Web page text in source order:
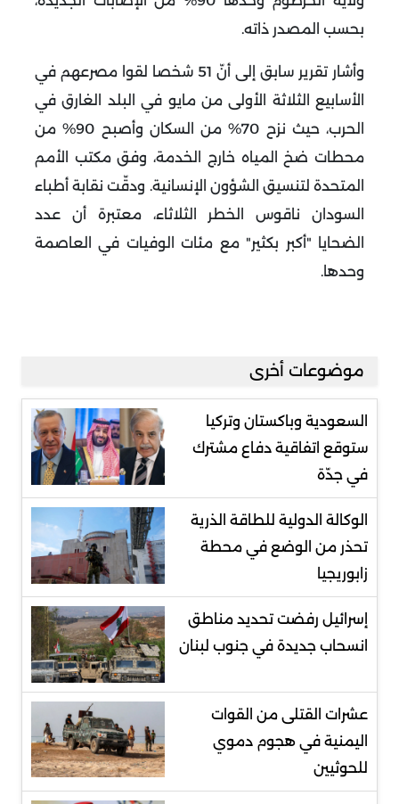
بحسب المصدر ذاته.
وأشار تقرير سابق إلى أنّ 51 شخصا لقوا مصرعهم في
الأسابيع الثلاثة الأولى من مايو في البلد الغارق في
الحرب، حيث نزح 70% من السكان وأصبح 90% من
محطات ضخ المياه خارج الخدمة، وفق مكتب الأمم
المتحدة لتنسيق الشؤون الإنسانية. ودقّت نقابة أطباء
السودان ناقوس الخطر الثلاثاء، معتبرة أن عدد
الضحايا "أكبر بكثير" مع مئات الوفيات في العاصمة
وحدها.
موضوعات أخرى
السعودية وباكستان وتركيا
ستوقع اتفاقية دفاع مشترك
في جدّة
الوكالة الدولية للطاقة الذرية
تحذر من الوضع في محطة
زابوريجيا
إسرائيل رفضت تحديد مناطق
انسحاب جديدة في جنوب لبنان
عشرات القتلى من القوات
اليمنية في هجوم دموي
للحوثيين